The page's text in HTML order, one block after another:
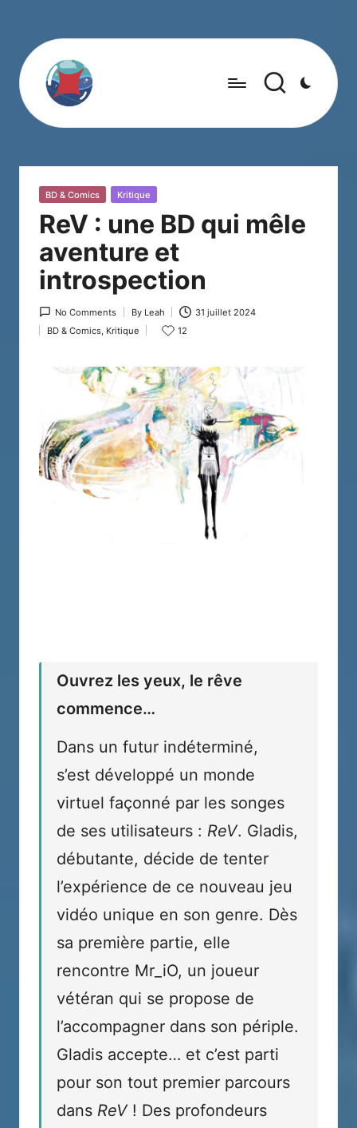
Posted
BD & Comics Kritique
ReV : une BD qui mêle
aventure et
introspection
No Comments
Posted
by
By Leah 31 juillet 2024
Posted
BD & Comics, Kritique 12
Ouvrez les yeux, le rêve
commence…
Dans un futur indéterminé,
s’est développé un monde
virtuel façonné par les songes
de ses utilisateurs : ReV. Gladis,
débutante, décide de tenter
l’expérience de ce nouveau jeu
vidéo unique en son genre. Dès
sa première partie, elle
rencontre Mr_iO, un joueur
vétéran qui se propose de
l’accompagner dans son périple.
Gladis accepte… et c’est parti
pour son tout premier parcours
dans ReV! Des profondeurs